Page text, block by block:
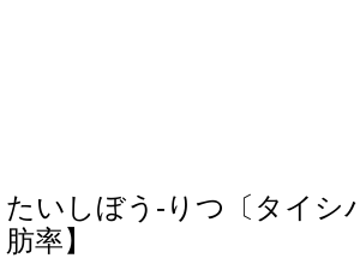
たいしぼう‐りつ〔タイシ
肪率】